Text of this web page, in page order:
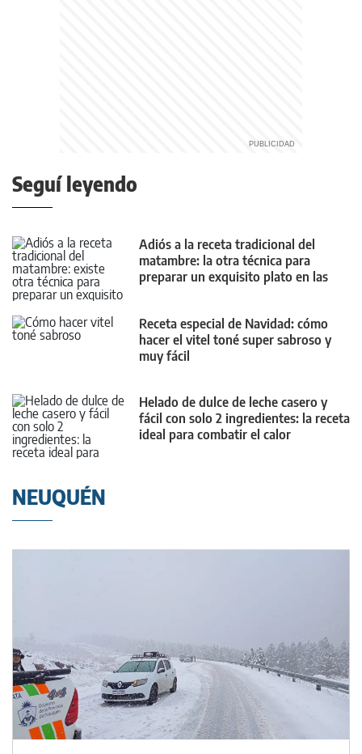
Seguí leyendo
Adiós a la receta tradicional del
matambre: la otra técnica para
preparar un exquisito plato en las
Receta especial de Navidad: cómo
hacer el vitel toné super sabroso y
muy fácil
Helado de dulce de leche casero y
fácil con solo 2 ingredientes: la receta
ideal para combatir el calor
NEUQUÉN